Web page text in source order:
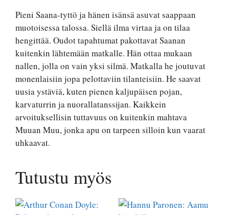
Pieni Saana-tyttö ja hänen isänsä asuvat saappaan
muotoisessa talossa. Siellä ilma virtaa ja on tilaa
hengittää. Oudot tapahtumat pakottavat Saanan
kuitenkin lähtemään matkalle. Hän ottaa mukaan
nallen, jolla on vain yksi silmä. Matkalla he joutuvat
monenlaisiin jopa pelottaviin tilanteisiin. He saavat
uusia ystäviä, kuten pienen kaljupäisen pojan,
karvaturrin ja nuorallatanssijan. Kaikkein
arvoituksellisin tuttavuus on kuitenkin mahtava
Muuan Muu, jonka apu on tarpeen silloin kun vaarat
uhkaavat.
Tutustu myös